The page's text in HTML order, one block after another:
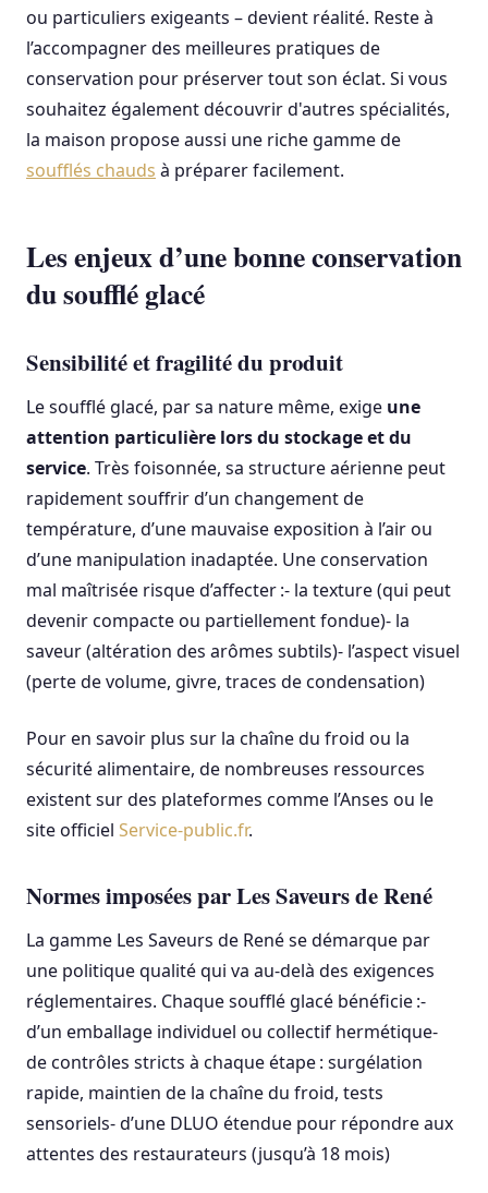
ou particuliers exigeants – devient réalité. Reste à
l’accompagner des meilleures pratiques de
conservation pour préserver tout son éclat. Si vous
souhaitez également découvrir d'autres spécialités,
la maison propose aussi une riche gamme de
soufflés chauds à préparer facilement.
Les enjeux d’une bonne conservation
du soufflé glacé
Sensibilité et fragilité du produit
Le soufflé glacé, par sa nature même, exige une
attention particulière lors du stockage et du
service. Très foisonnée, sa structure aérienne peut
rapidement souffrir d’un changement de
température, d’une mauvaise exposition à l’air ou
d’une manipulation inadaptée. Une conservation
mal maîtrisée risque d’affecter :- la texture (qui peut
devenir compacte ou partiellement fondue)- la
saveur (altération des arômes subtils)- l’aspect visuel
(perte de volume, givre, traces de condensation)
Pour en savoir plus sur la chaîne du froid ou la
sécurité alimentaire, de nombreuses ressources
existent sur des plateformes comme l’Anses ou le
site officiel Service-public.fr.
Normes imposées par Les Saveurs de René
La gamme Les Saveurs de René se démarque par
une politique qualité qui va au-delà des exigences
réglementaires. Chaque soufflé glacé bénéficie :-
d’un emballage individuel ou collectif hermétique-
de contrôles stricts à chaque étape : surgélation
rapide, maintien de la chaîne du froid, tests
sensoriels- d’une DLUO étendue pour répondre aux
attentes des restaurateurs (jusqu’à 18 mois)